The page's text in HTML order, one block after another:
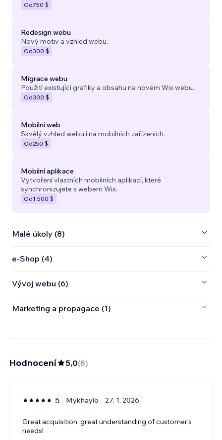
Od750 $
Redesign webu
Nový motiv a vzhled webu.
Od300 $
Migrace webu
Použití existující grafiky a obsahu na novém Wix webu.
Od300 $
Mobilní web
Skvělý vzhled webu i na mobilních zařízeních.
Od250 $
Mobilní aplikace
Vytvoření vlastních mobilních aplikací, které
synchronizujete s webem Wix.
Od1 500 $
Malé úkoly (8)
e‑Shop (4)
Vývoj webu (6)
Marketing a propagace (1)
Hodnocení 5,0(8)
5 Mykhaylo 27. 1. 2026
Great acquisition, great understanding of customer's
needs!